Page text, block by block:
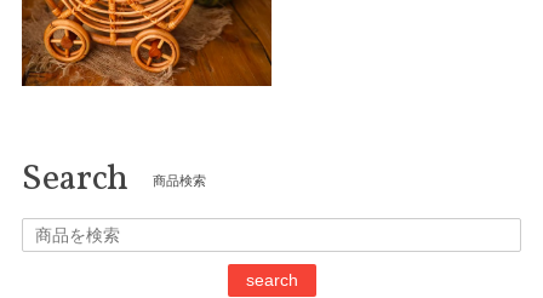
Search 商品検索
search